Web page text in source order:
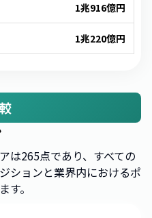
1兆916億円
1兆220億円
は265点であり、すべての
ションと業界内におけるポ
す。